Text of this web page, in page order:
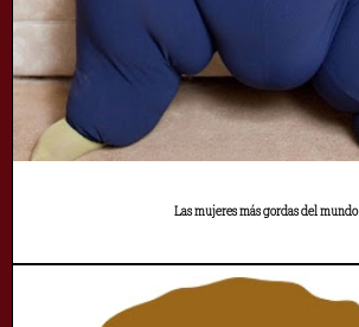
Las mujeres más gordas del mundo